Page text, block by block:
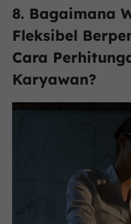
8. Bagaimana
Fleksibel
Cara
Karyawan?